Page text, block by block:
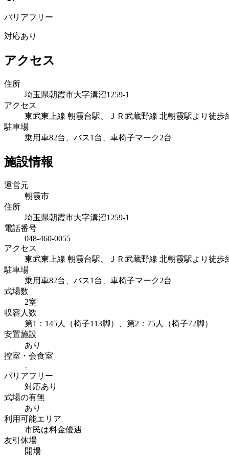
バリアフリー
対応あり
アクセス
住所
埼玉県朝霞市大字溝沼1259-1
アクセス
東武東上線 朝霞台駅、ＪＲ武蔵野線 北朝霞駅より徒歩
駐車場
乗用車82台、バス1台、車椅子マーク2台
施設情報
運営元
朝霞市
住所
埼玉県朝霞市大字溝沼1259-1
電話番号
048-460-0055
アクセス
東武東上線 朝霞台駅、ＪＲ武蔵野線 北朝霞駅より徒歩
駐車場
乗用車82台、バス1台、車椅子マーク2台
式場数
2室
収容人数
第1：145人（椅子113脚）、第2：75人（椅子72脚）
安置施設
あり
控室・会食室
-
バリアフリー
対応あり
式場の有無
あり
利用可能エリア
市民は料金優遇
友引休場
開場